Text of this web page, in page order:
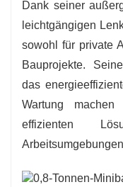
Dank seiner
leichtgängigen
sowohl für private
Bauprojekte.
das
Wartung
effizienten